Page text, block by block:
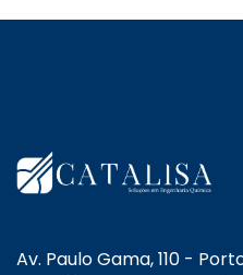
Av. Paulo Gama, 110 -